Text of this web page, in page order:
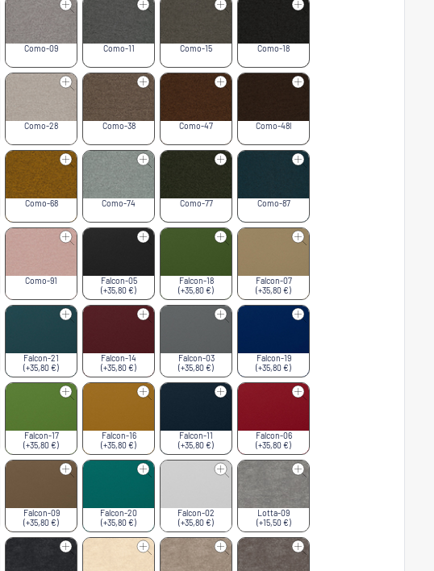
Como-09 Como-11 Como-15 Como-18
Como-28 Como-38 Como-47 Como-48l
Como-68 Como-74 Como-77 Como-87
Como-91
Falcon-05
(+35,80 €)
Falcon-18
(+35,80 €)
Falcon-07
(+35,80 €)
Falcon-21
(+35,80 €)
Falcon-14
(+35,80 €)
Falcon-03
(+35,80 €)
Falcon-19
(+35,80 €)
Falcon-17
(+35,80 €)
Falcon-16
(+35,80 €)
Falcon-11
(+35,80 €)
Falcon-06
(+35,80 €)
Falcon-09
(+35,80 €)
Falcon-20
(+35,80 €)
Falcon-02
(+35,80 €)
Lotta-09
(+15,50 €)